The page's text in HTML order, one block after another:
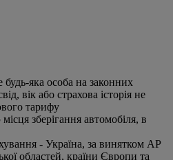
яка особа на законних
вік або страхова історія не
тарифу
зберігання автомобіля, в
- Україна, за винятком АР
областей, країни Європи та